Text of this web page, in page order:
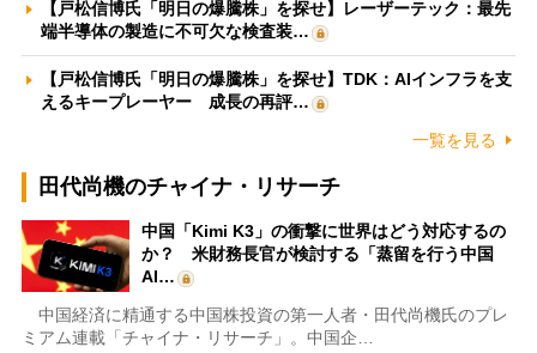
【戸松信博氏「明日の爆騰株」を探せ】レーザーテック：最先
端半導体の製造に不可欠な検査装…
【戸松信博氏「明日の爆騰株」を探せ】TDK：AIインフラを支
えるキープレーヤー 成長の再評…
一覧を見る
田代尚機のチャイナ・リサーチ
中国「Kimi K3」の衝撃に世界はどう対応するの
か？ 米財務長官が検討する「蒸留を行う中国
AI…
中国経済に精通する中国株投資の第一人者・田代尚機氏のプレ
ミアム連載「チャイナ・リサーチ」。中国企…